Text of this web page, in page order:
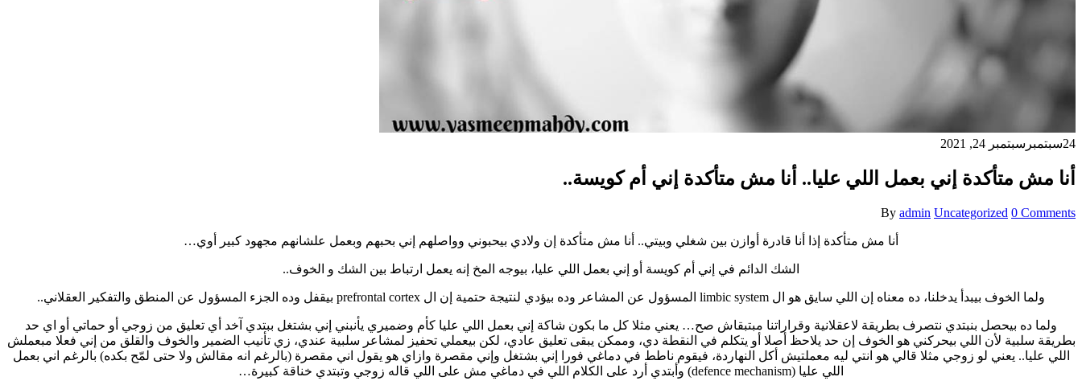
24سبتمبر سبتمبر 24, 2021
أنا مش متأكدة إني بعمل اللي عليا.. أنا مش متأكدة إني أم كويسة..
By admin Uncategorized 0 Comments
أنا مش متأكدة إذا أنا قادرة أوازن بين شغلي وبيتي.. أنا مش متأكدة إن ولادي بيحبوني وواصلهم إني بحبهم وبعمل علشانهم مجهود كبير أوي…
الشك الدائم في إني أم كويسة أو إني بعمل اللي عليا، بيوجه المخ إنه يعمل ارتباط بين الشك و الخوف..
ولما الخوف بيبدأ يدخلنا، ده معناه إن اللي سايق هو ال limbic system المسؤول عن المشاعر وده بيؤدي لنتيجة حتمية إن ال prefrontal cortex بيقفل وده الجزء المسؤول عن المنطق والتفكير العقلاني..
ولما ده بيحصل بنبتدي نتصرف بطريقة لاعقلانية وقراراتنا مبتبقاش صح… يعني مثلا كل ما بكون شاكة إني بعمل اللي عليا كأم وضميري يأنبني إني بشتغل ببتدي آخد أي تعليق من زوجي أو حماتي أو اي حد
بطريقة سلبية لأن اللي بيحركني هو الخوف إن حد يلاحظ أصلا أو يتكلم في النقطة دي، وممكن يبقى تعليق عادي، لكن بيعملي تحفيز لمشاعر سلبية عندي، زي تأنيب الضمير والخوف والقلق من إني فعلا مبعملش
اللي عليا.. يعني لو زوجي مثلا قالي هو انتي ليه معملتيش أكل النهاردة، فيقوم ناطط في دماغي فورا إني بشتغل وإني مقصرة وازاي هو يقول اني مقصرة (بالرغم انه مقالش ولا حتى لمّح بكده) بالرغم اني بعمل
اللي عليا (defence mechanism) وأبتدي أرد على الكلام اللي في دماغي مش على اللي قاله زوجي وتبتدي خناقة كبيرة…